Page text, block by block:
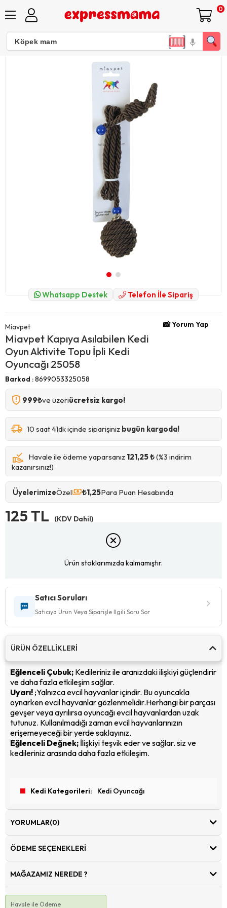
0
Whatsapp Destek Telefon İle Sipariş
Miavpet
Miavpet Kapıya Asılabilen Kedi
Oyun Aktivite Topu İpli Kedi
Oyuncağı 25058
📸 Yorum Yap
Barkod :8699053325058
999₺ve üzeriücretsiz kargo!
10 saat 41dk içinde siparişiniz bugün kargoda!
Havale ile ödeme yaparsanız 121,25 ₺(%3 indirim
kazanırsınız!)
ÜyelerimizeÖzel ₺1,25Para Puan Hesabında
125 TL (KDV Dahil)
Ürün stoklarımızda kalmamıştır.
Satıcı Soruları
Satıcıya Ürün Veya Siparişle Ilgili Soru Sor
ÜRÜN ÖZELLIKLERI
Eğlenceli Çubuk; Kedileriniz ile aranızdaki ilişkiyi güçlendirir
ve daha fazla etkileşim sağlar.
Uyarı! ;Yalnızca evcil hayvanlar içindir. Bu oyuncakla
oynarken evcil hayvanlar gözlenmelidir.Herhangi bir parçası
gevşer veya ayrılırsa oyuncağı evcil hayvanlardan uzak
tutunuz. Kullanılmadığı zaman evcil hayvanlarınızın
erişemeyeceği bir yerde saklayınız.
Eğlenceli Değnek; İlişkiyi teşvik eder ve sağlar. siz ve
kedileriniz arasında daha fazla etkileşim.
Kedi Kategorileri Kedi Oyuncağı
YORUMLAR(0)
ÖDEME SEÇENEKLERI
MAĞAZAMIZ NEREDE ?
Havale ile Ödeme